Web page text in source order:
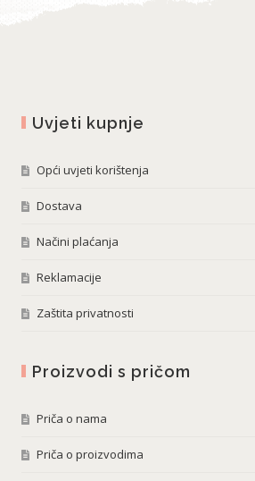
Uvjeti kupnje
Opći uvjeti korištenja
Dostava
Načini plaćanja
Reklamacije
Zaštita privatnosti
Proizvodi s pričom
Priča o nama
Priča o proizvodima